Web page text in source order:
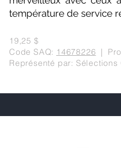
température de service
19,25 $
Code SAQ: 14678226 |
Représenté par: Sélections